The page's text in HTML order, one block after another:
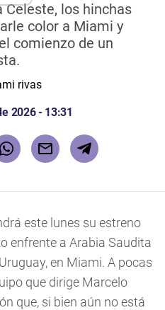
Celeste, los hinchas
color a Miami y
comienzo de un
2026 - 13:31
este lunes su estreno
enfrente a Arabia Saudita
en Miami. A pocas
que dirige Marcelo
que, si bien aún no está